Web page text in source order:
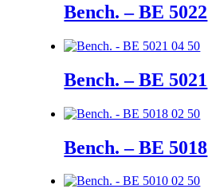
Bench. – BE 5022
Bench. – BE 5021
Bench. – BE 5018